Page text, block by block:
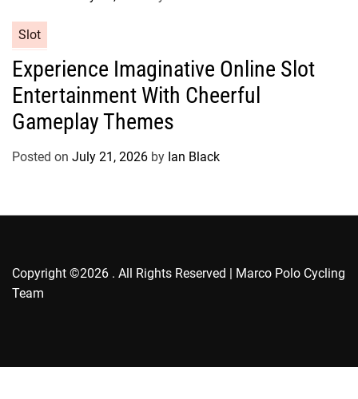
s
a
e
g
o
r
Slot
Experience Imaginative Online Slot
Entertainment With Cheerful
Gameplay Themes
Posted on July 21, 2026 by Ian Black
Copyright ©2026 . All Rights Reserved | Marco Polo Cycling
Team